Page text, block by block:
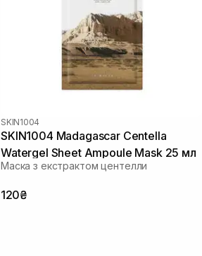
SKIN1004
SKIN1004 Madagascar Centella
Watergel Sheet Ampoule Mask 25 мл
Маска з екстрактом центелли
120₴